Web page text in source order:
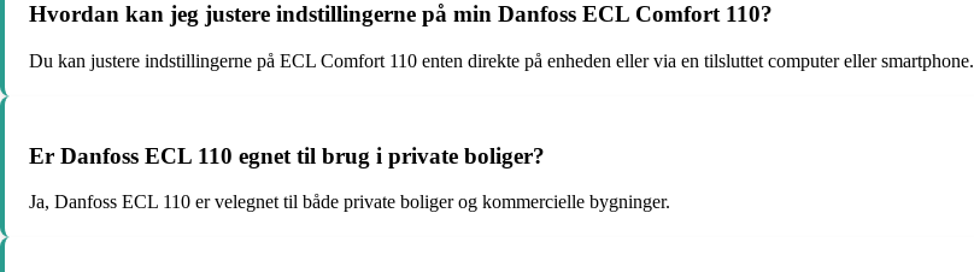
Hvordan kan jeg justere indstillingerne på min Danfoss ECL Comfort 110?
Du kan justere indstillingerne på ECL Comfort 110 enten direkte på enheden eller via en tilsluttet computer eller smartphone.
Er Danfoss ECL 110 egnet til brug i private boliger?
Ja, Danfoss ECL 110 er velegnet til både private boliger og kommercielle bygninger.